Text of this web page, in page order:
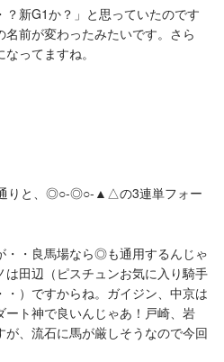
？新G1か？」と思っていたのです
前が変わったみたいです。さら
ってますね。
通りと、◎○-◎○-▲△の3連単フォー
・・良馬場なら◎も通用するんじゃ
は田辺（ピスチュンお気に入り騎手
）ですからね。ガイジン、中京は
ト神で良いんじゃあ！戸崎、岩
、流石に馬が厳しそうなので今回